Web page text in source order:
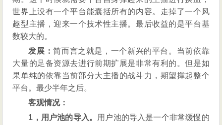
世界上没有一个平台能囊括所有的内容。走掉了一个风
趣型主播，迎来一个技术性主播。最后收益的是平台基
数较大的。
发展：简而言之就是，一个新兴的平台。当前依靠
大量的足备资源去进行前期扩展是非常有利的。但是如
果单纯的依靠当前部分大主播的战斗力，期望撑起整个
平台。最少半年之后。
客观情况：
1，用户池的导入。
用户池的导入是一个非常缓慢的